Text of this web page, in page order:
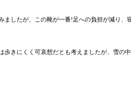
したが、この靴が一番!足への負担が減り
きにくく可哀想だとも考えましたが、雪の